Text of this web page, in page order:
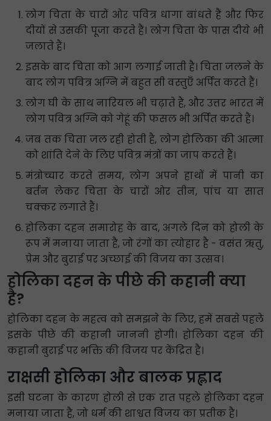
लोग चिता के चारों ओर पवित्र धागा बांधते हैं और फिर
दीयों से उसकी पूजा करते हैं। लोग चिता के पास दीये भी
जलाते हैं।
इसके बाद चिता को आग लगाई जाती है। चिता जलने के
बाद लोग पवित्र अग्नि में बहुत सी वस्तुएँ अर्पित करते हैं।
लोग घी के साथ नारियल भी चढ़ाते हैं, और उत्तर भारत में
लोग पवित्र अग्नि को गेहूं की फसल भी अर्पित करते हैं।
जब तक चिता जल रही होती है, लोग होलिका की आत्मा
को शांति देने के लिए पवित्र मंत्रों का जाप करते हैं।
मंत्रोच्चार करते समय, लोग अपने हाथों में पानी का
बर्तन लेकर चिता के चारों ओर तीन, पांच या सात
चक्कर लगाते हैं।
होलिका दहन समारोह के बाद, अगले दिन को होली के
रूप में मनाया जाता है, जो रंगों का त्योहार है - वसंत ऋतु,
प्रेम और बुराई पर अच्छाई की विजय का उत्सव।
होलिका दहन के पीछे की कहानी क्या
है?
होलिका दहन के महत्व को समझने के लिए, हमें सबसे पहले
इसके पीछे की कहानी जाननी होगी। होलिका दहन की
कहानी बुराई पर भक्ति की विजय पर केंद्रित है।
राक्षसी होलिका और बालक प्रह्लाद
इसी घटना के कारण होली से एक रात पहले होलिका दहन
मनाया जाता है, जो धर्म की शाश्वत विजय का प्रतीक है।